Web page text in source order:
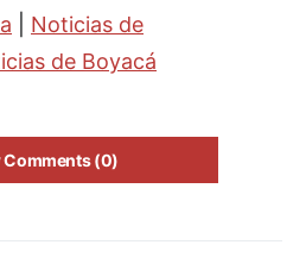
Noticias de
de Boyacá
Comments (0)